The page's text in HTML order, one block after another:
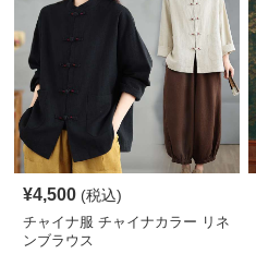
¥4,500 (税込)
チャイナ服 チャイナカラー リネ
ンブラウス